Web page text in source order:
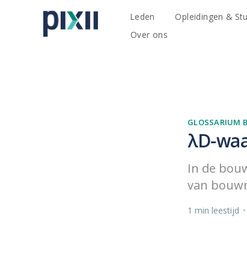
Leden Opleidingen &
Over ons
GLOSSARIUM
λD-
In de
van
1 min leestijd •